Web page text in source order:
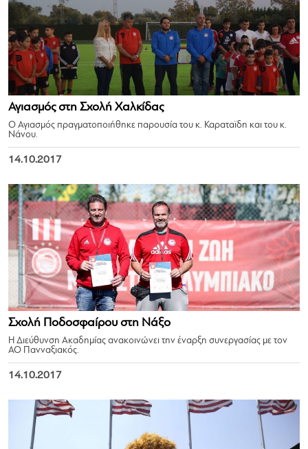
Αγιασμός στη Σχολή Χαλκίδας
Ο Αγιασμός πραγματοποιήθηκε παρουσία του κ. Καραταϊδη και του κ.
Νάνου.
14.10.2017
Σχολή Ποδοσφαίρου στη Νάξο
Η Διεύθυνση Ακαδημίας ανακοινώνει την έναρξη συνεργασίας με τον
ΑΟ Πανναξιακός.
14.10.2017